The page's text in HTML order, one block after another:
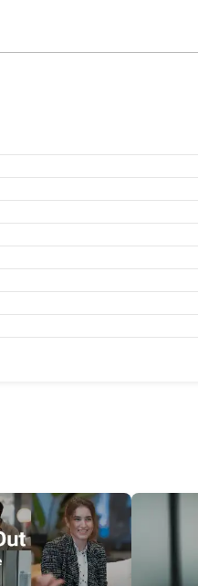
2026年5月 2026年4月
2025年10月2025年9月
2024年10月2024年9月
2023年10月2023年9月
2022年10月2022年9月
2021年10月2021年9月
2020年10月2020年9月
2019年10月2019年9月